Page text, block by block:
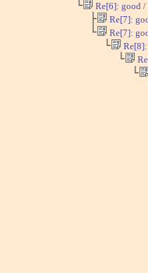
└ Re[6]: good /
├ Re[7]:
└ Re[7]:
└
└
└